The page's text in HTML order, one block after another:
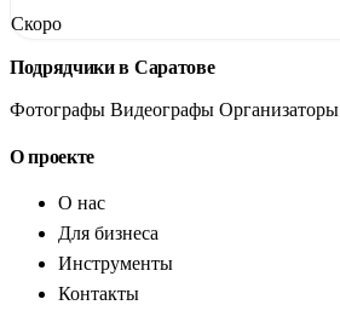
Скоро
Подрядчики в Саратове
Фотографы Видеографы Организаторы
О проекте
О нас
Для бизнеса
Инструменты
Контакты